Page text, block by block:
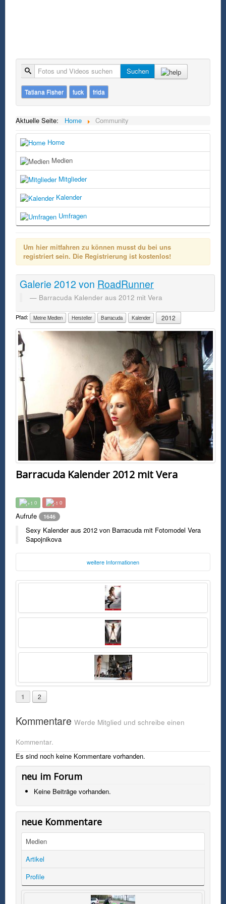
Suche Suchen
Tatiana Fisher fuck frida
Aktuelle Seite: Home Community
Home
Medien
Mitglieder
Kalender
Umfragen
Um hier mitfahren zu können musst du bei uns
registriert sein. Die Registrierung ist kostenlos!
Galerie 2012 von RoadRunner
Barracuda Kalender aus 2012 mit Vera
Pfad: Meine Medien Hersteller Barracuda Kalender 2012
Barracuda Kalender 2012 mit Vera
0 0
Aufrufe 1646
Sexy Kalender aus 2012 von Barracuda mit Fotomodel Vera
Sapojnikova
weitere Informationen
Donnerstag, 17. Juli 2014 17:35 Uhr
Sexy Kalender aus 2012 von Barracuda mit Fotomodel Vera Sapojnikova
1 2
Kommentare Werde Mitglied und schreibe einen
Kommentar.
Es sind noch keine Kommentare vorhanden.
neu im Forum
Keine Beiträge vorhanden.
neue Kommentare
Medien
Artikel
Profile